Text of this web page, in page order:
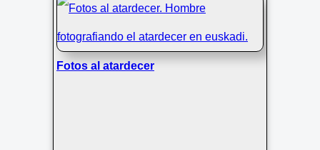
Fotos al atardecer